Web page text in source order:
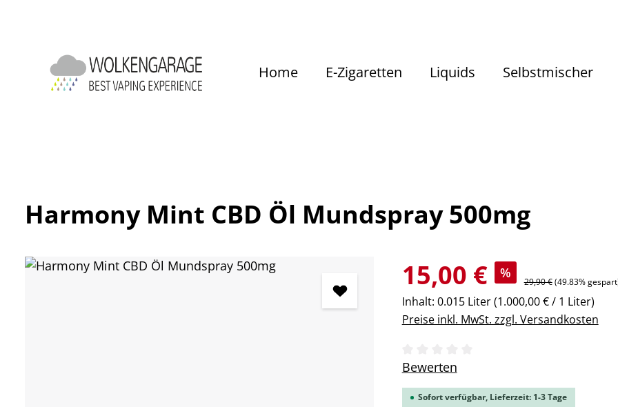
Home E-Zigaretten Liquids Selbstmischer
Harmony Mint CBD Öl Mundspray 500mg
Bildergalerie überspringen Verkaufspreis:
15,00 € %
Regulärer Preis:
29,90 €(49.83%
Inhalt: 0.015 Liter(1.000,00 € / 1 Liter)
Preise inkl. MwSt. zzgl. Versandkosten
Durchschnittliche Bewertung von 0
Bewerten
Sofort verfügbar, Lieferzeit: 1-3 Tage